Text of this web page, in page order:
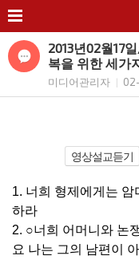
2013년02월17
복을 위한 세가
미디어관리자
영상설교듣기
1. 너희 형제에게는
하라
2. ○너희 어머니와 논
요 나는 그의 남편이